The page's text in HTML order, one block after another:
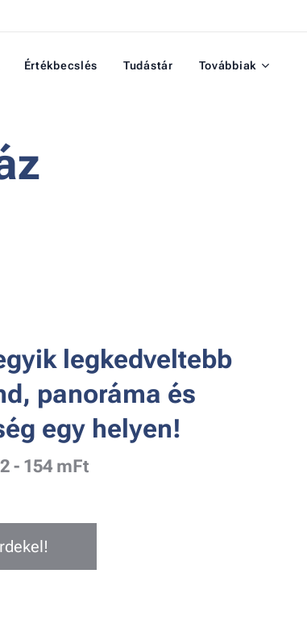
Értékbecslés Tudástár Továbbiak
legkedveltebb
panoráma és
egy helyen!
- 154 mFt